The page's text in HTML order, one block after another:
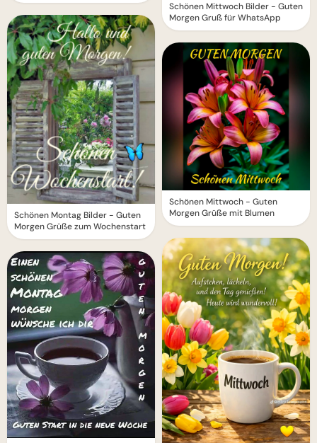
Schönen Montag Bilder - Guten
Morgen Grüße zum Wochenstart
Schönen Mittwoch Bilder - Guten
Morgen Gruß für WhatsApp
Schönen Mittwoch - Guten
Morgen Grüße mit Blumen